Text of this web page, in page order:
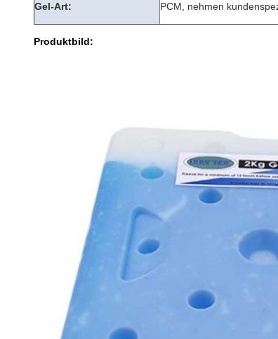
Gel-Art: PCM, nehmen
Produktbild: